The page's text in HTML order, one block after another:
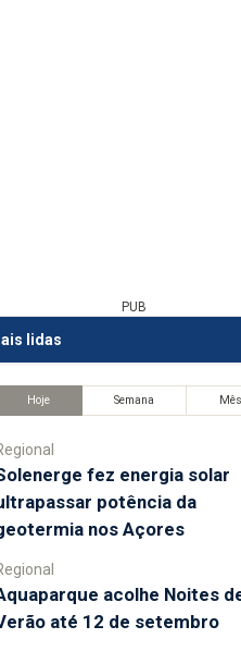
PUB
lidas
Hoje Semana Mês
fez energia solar
potência da
nos Açores
acolhe Noites
até 12 de setembro